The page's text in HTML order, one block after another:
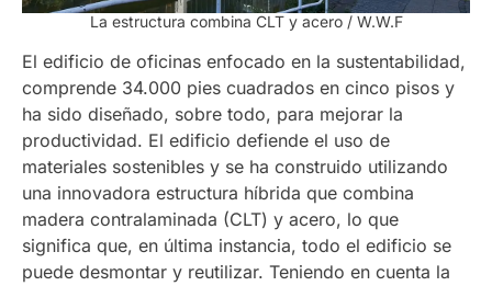
La estructura combina CLT y acero/ W.W.F
El edificio de oficinas enfocado en la sustentabilidad,
comprende 34.000 pies cuadrados en cinco pisos y
ha sido diseñado, sobre todo, para mejorar la
productividad. El edificio defiende el uso de
materiales sostenibles y se ha construido utilizando
una innovadora estructura híbrida que combina
madera contralaminada (CLT) y acero, lo que
significa que, en última instancia, todo el edificio se
puede desmontar y reutilizar. Teniendo en cuenta la